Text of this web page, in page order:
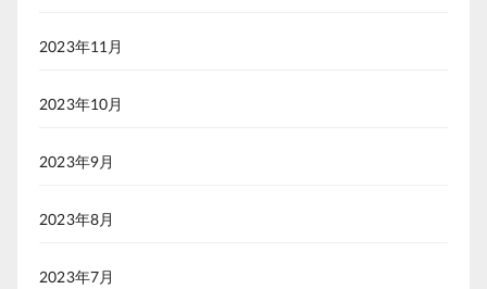
2023年11月
2023年10月
2023年9月
2023年8月
2023年7月